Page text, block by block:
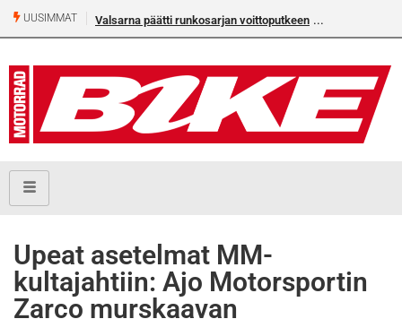
UUSIMMAT Valsarna päätti runkosarjan voittoputkeen
Upeat asetelmat MM-
kultajahtiin: Ajo Motorsportin
Zarco murskaavan